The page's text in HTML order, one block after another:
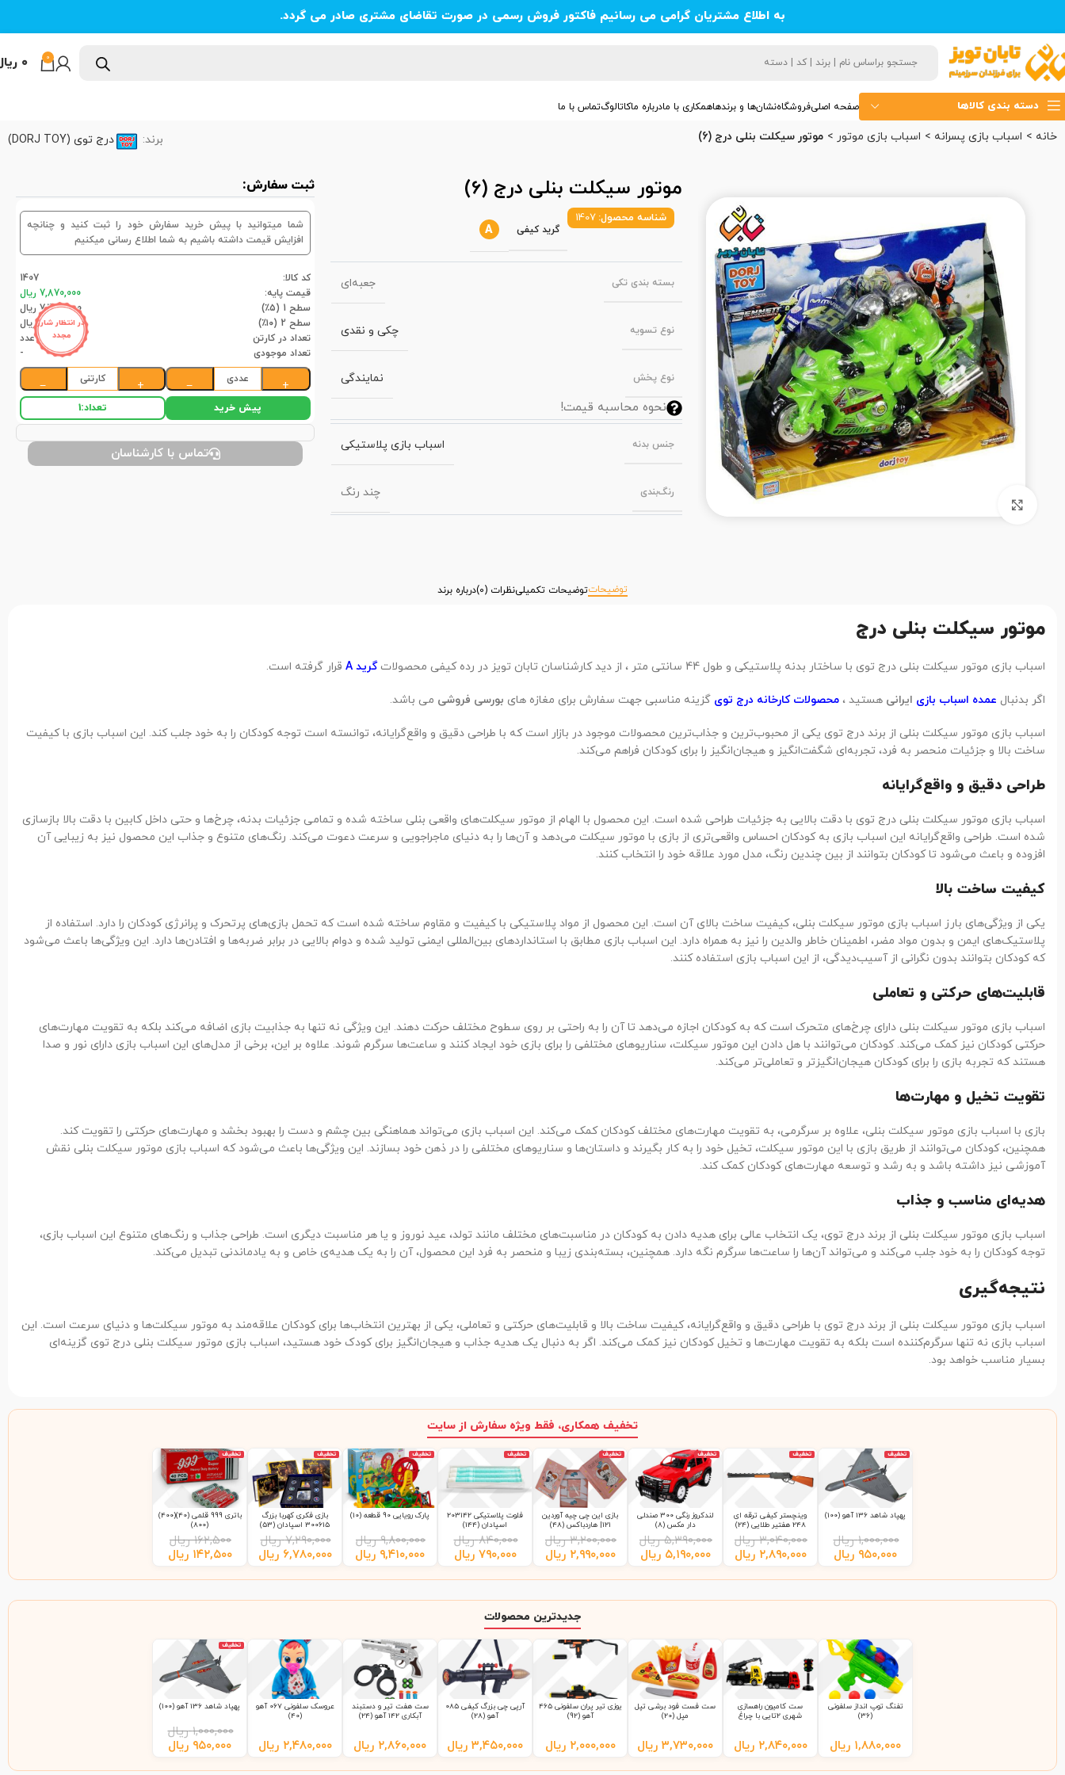
به اطلاع مشتریان گرامی می رسانیم فاکتور فروش رسمی در صورت تقاضای مشتری صادر می گردد.
0 ۰
دسته بندی کالاها صفحه اصلیفروشگاهنشان‌ها و برندهاهمکاری با مادرباره ماکاتالوگتماس با ما
خانه اسباب بازی پسرانه اسباب بازی موتور موتور سیکلت بنلی درج (6) برند: درج توی (DORJ TOY)
موتور سیکلت بنلی درج (6)
شناسه محصول: 1407
گرید کیفی A
بسته‌ بندی تکی جعبه‌ای
نوع تسویه چکی و نقدی
نوع پخش نمایندگی
نحوه محاسبه قیمت!
جنس بدنه اسباب بازی پلاستیکی
رنگ‌بندی چند رنگ
ثبت سفارش:
شما میتوانید با پیش خرید سفارش خود را ثبت کنید و چنانچه
افزایش قیمت داشته باشیم به شما اطلاع رسانی میکنیم
در انتظار شارژ
مجدد
کد کالا:
1407
قیمت پایه:
7,870,000 ریال
سطح 1 (۵٪)
7,476,500 ریال
سطح 2 (۱۰٪)
7,083,000 ریال
تعداد در کارتن
6عدد
تعداد موجودی
-
+
عددی
−
+
کارتنی
−
پیش خرید تعداد:1
تماس با کارشناسان
توضیحاتتوضیحات تکمیلینظرات (0) درباره برند
موتور سیکلت بنلی درج
اسباب بازی موتور سیکلت بنلی درج توی با ساختار بدنه پلاستیکی و طول 44 سانتی متر ، از دید کارشناسان تابان تویز در رده کیفی محصولات گرید A قرار گرفته است.
اگر بدنبال عمده اسباب بازی ایرانی هستید ، محصولات کارخانه درج توی گزینه مناسبی جهت سفارش برای مغازه های بورسی فروشی می باشد.
اسباب بازی موتور سیکلت بنلی از برند درج توی یکی از محبوب‌ترین و جذاب‌ترین محصولات موجود در بازار است که با طراحی دقیق و واقع‌گرایانه، توانسته است توجه کودکان را به خود جلب کند. این اسباب بازی با کیفیت
ساخت بالا و جزئیات منحصر به فرد، تجربه‌ای شگفت‌انگیز و هیجان‌انگیز را برای کودکان فراهم می‌کند.
طراحی دقیق و واقع‌گرایانه
اسباب بازی موتور سیکلت بنلی درج توی با دقت بالایی به جزئیات طراحی شده است. این محصول با الهام از موتور سیکلت‌های واقعی بنلی ساخته شده و تمامی جزئیات بدنه، چرخ‌ها و حتی داخل کابین با دقت بالا بازسازی
شده است. طراحی واقع‌گرایانه این اسباب بازی به کودکان احساس واقعی‌تری از بازی با موتور سیکلت می‌دهد و آن‌ها را به دنیای ماجراجویی و سرعت دعوت می‌کند. رنگ‌های متنوع و جذاب این محصول نیز به زیبایی آن
افزوده و باعث می‌شود تا کودکان بتوانند از بین چندین رنگ، مدل مورد علاقه خود را انتخاب کنند.
کیفیت ساخت بالا
یکی از ویژگی‌های بارز اسباب بازی موتور سیکلت بنلی، کیفیت ساخت بالای آن است. این محصول از مواد پلاستیکی با کیفیت و مقاوم ساخته شده است که تحمل بازی‌های پرتحرک و پرانرژی کودکان را دارد. استفاده از
پلاستیک‌های ایمن و بدون مواد مضر، اطمینان خاطر والدین را نیز به همراه دارد. این اسباب بازی مطابق با استانداردهای بین‌المللی ایمنی تولید شده و دوام بالایی در برابر ضربه‌ها و افتادن‌ها دارد. این ویژگی‌ها باعث می‌شود
که کودکان بتوانند بدون نگرانی از آسیب‌دیدگی، از این اسباب بازی استفاده کنند.
قابلیت‌های حرکتی و تعاملی
اسباب بازی موتور سیکلت بنلی دارای چرخ‌های متحرک است که به کودکان اجازه می‌دهد تا آن را به راحتی بر روی سطوح مختلف حرکت دهند. این ویژگی نه تنها به جذابیت بازی اضافه می‌کند بلکه به تقویت مهارت‌های
حرکتی کودکان نیز کمک می‌کند. کودکان می‌توانند با هل دادن این موتور سیکلت، سناریوهای مختلفی را برای بازی خود ایجاد کنند و ساعت‌ها سرگرم شوند. علاوه بر این، برخی از مدل‌های این اسباب بازی دارای نور و صدا
هستند که تجربه بازی را برای کودکان هیجان‌انگیزتر و تعاملی‌تر می‌کند.
تقویت تخیل و مهارت‌ها
بازی با اسباب بازی موتور سیکلت بنلی، علاوه بر سرگرمی، به تقویت مهارت‌های مختلف کودکان کمک می‌کند. این اسباب بازی می‌تواند هماهنگی بین چشم و دست را بهبود بخشد و مهارت‌های حرکتی را تقویت کند.
همچنین، کودکان می‌توانند از طریق بازی با این موتور سیکلت، تخیل خود را به کار بگیرند و داستان‌ها و سناریوهای مختلفی را در ذهن خود بسازند. این ویژگی‌ها باعث می‌شود که اسباب بازی موتور سیکلت بنلی نقش
آموزشی نیز داشته باشد و به رشد و توسعه مهارت‌های کودکان کمک کند.
هدیه‌ای مناسب و جذاب
اسباب بازی موتور سیکلت بنلی از برند درج توی، یک انتخاب عالی برای هدیه دادن به کودکان در مناسبت‌های مختلف مانند تولد، عید نوروز و یا هر مناسبت دیگری است. طراحی جذاب و رنگ‌های متنوع این اسباب بازی،
توجه کودکان را به خود جلب می‌کند و می‌تواند آن‌ها را ساعت‌ها سرگرم نگه دارد. همچنین، بسته‌بندی زیبا و منحصر به فرد این محصول، آن را به یک هدیه‌ی خاص و به یادماندنی تبدیل می‌کند.
نتیجه‌گیری
اسباب بازی موتور سیکلت بنلی از برند درج توی با طراحی دقیق و واقع‌گرایانه، کیفیت ساخت بالا و قابلیت‌های حرکتی و تعاملی، یکی از بهترین انتخاب‌ها برای کودکان علاقه‌مند به موتور سیکلت‌ها و دنیای سرعت است. این
اسباب بازی نه تنها سرگرم‌کننده است بلکه به تقویت مهارت‌ها و تخیل کودکان نیز کمک می‌کند. اگر به دنبال یک هدیه جذاب و هیجان‌انگیز برای کودک خود هستید، اسباب بازی موتور سیکلت بنلی درج توی گزینه‌ای
بسیار مناسب خواهد بود.
تخفیف همکاری، فقط ویژه سفارش از سایت
تخفیف
پهپاد شاهد 136 آهو (100)
۱,۰۰۰,۰۰۰ ریال
۹۵۰,۰۰۰ ریال
تخفیف
وینچستر کیفی ترقه ای
248 هفتیر طلایی (24)
۳,۰۴۰,۰۰۰ ریال
۲,۸۹۰,۰۰۰ ریال
تخفیف
لندکروز رنگی 300 صندلی
دار مکس (8)
۵,۳۹۰,۰۰۰ ریال
۵,۱۹۰,۰۰۰ ریال
تخفیف
بازی این چی چیه آوردین
121| هاردباکس (48)
۳,۲۰۰,۰۰۰ ریال
۲,۹۹۰,۰۰۰ ریال
تخفیف
فلوت پلاستیکی 203142
اسپادان (144)
۸۴۰,۰۰۰ ریال
۷۹۰,۰۰۰ ریال
تخفیف
پارک رویایی 90 قطعه (10)
۹,۸۰۰,۰۰۰ ریال
۹,۴۱۰,۰۰۰ ریال
تخفیف
بازی فکری کهربا بزرگ
300615 اسپادان (53)
۷,۲۹۰,۰۰۰ ریال
۶,۷۸۰,۰۰۰ ریال
تخفیف
باتری 999 قلمی (40)(400)
(800)
۱۶۲,۵۰۰ ریال
۱۴۲,۵۰۰ ریال
جدیدترین محصولات
تفنگ توپ انداز سلفونی
(36)
۱,۸۸۰,۰۰۰ ریال
ست کامیون راهسازی
شهری 2تایی با چراغ
۲,۸۴۰,۰۰۰ ریال
ست فست فود برشی تپل
مپل (20)
۳,۷۳۰,۰۰۰ ریال
یوزی تیر پران سلفونی 465
آهو (92)
۲,۰۰۰,۰۰۰ ریال
آرپی چی بزرگ کیفی 085
آهو (28)
۳,۴۵۰,۰۰۰ ریال
ست هفت تیر و دستبند
آبکاری 142 آهو (24)
۲,۸۶۰,۰۰۰ ریال
عروسک سلفونی 067 آهو
(40)
۲,۴۸۰,۰۰۰ ریال
تخفیف
پهپاد شاهد 136 آهو (100)
۱,۰۰۰,۰۰۰ ریال
۹۵۰,۰۰۰ ریال